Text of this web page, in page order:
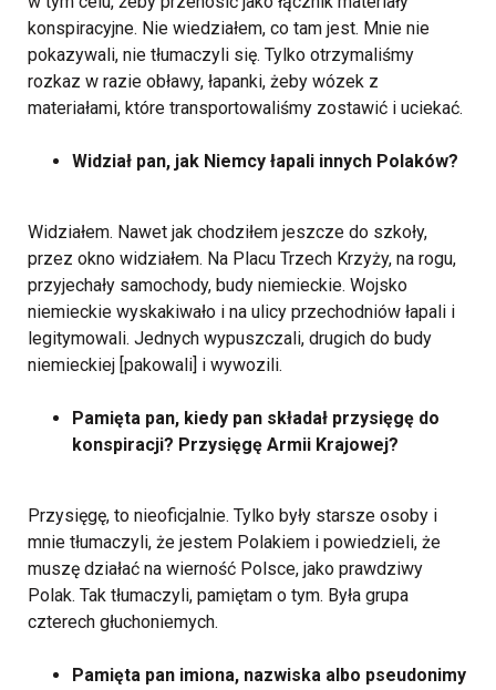
konspiracyjne. Nie wiedziałem, co tam jest. Mnie nie
pokazywali, nie tłumaczyli się. Tylko otrzymaliśmy
rozkaz w razie obławy, łapanki, żeby wózek z
materiałami, które transportowaliśmy zostawić i uciekać.
Widział pan, jak Niemcy łapali innych Polaków?
Widziałem. Nawet jak chodziłem jeszcze do szkoły,
przez okno widziałem. Na Placu Trzech Krzyży, na rogu,
przyjechały samochody, budy niemieckie. Wojsko
niemieckie wyskakiwało i na ulicy przechodniów łapali i
legitymowali. Jednych wypuszczali, drugich do budy
niemieckiej [pakowali] i wywozili.
Pamięta pan, kiedy pan składał przysięgę do
konspiracji? Przysięgę Armii Krajowej?
Przysięgę, to nieoficjalnie. Tylko były starsze osoby i
mnie tłumaczyli, że jestem Polakiem i powiedzieli, że
muszę działać na wierność Polsce, jako prawdziwy
Polak. Tak tłumaczyli, pamiętam o tym. Była grupa
czterech głuchoniemych.
Pamięta pan imiona, nazwiska albo pseudonimy